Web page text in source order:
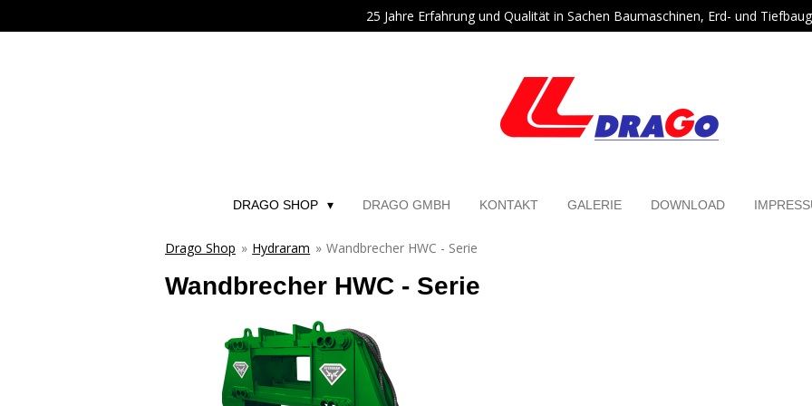
Hauptinhalt
25 Jahre Erfahrung und Qualität in Sachen Baumaschinen, Erd- und
DRAGO SHOP DRAGO GMBH KONTAKT GALERIE DOWNLOAD
Drago Shop » Hydraram » Wandbrecher HWC - Serie
Wandbrecher HWC - Serie